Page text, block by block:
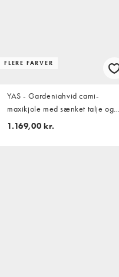
FLERE FARVER
YAS - Gardeniahvid cami-
maxikjole med sænket talje og
blomsterapplikationer
1.169,00 kr.